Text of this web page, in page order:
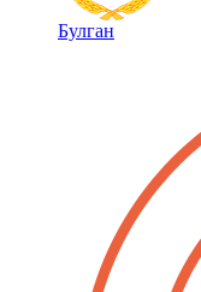
Булган